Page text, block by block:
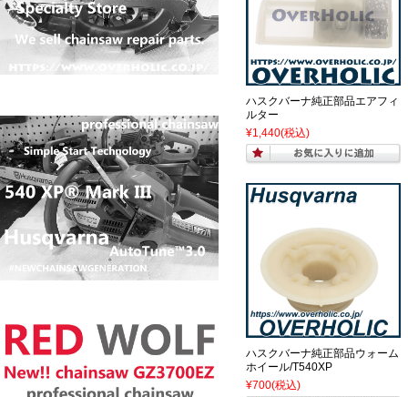
ハスクバーナ純正部品エアフィ
ルター
¥1,440(税込)
ハスクバーナ純正部品ウォーム
ホイール/T540XP
¥700(税込)